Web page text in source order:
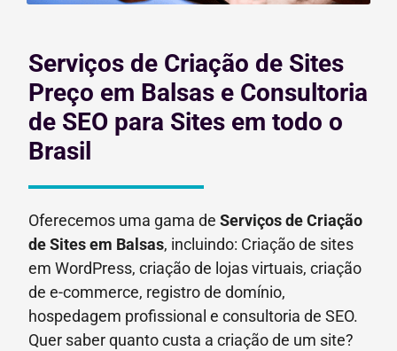
Serviços de Criação de Sites
Preço em Balsas e Consultoria
de SEO para Sites em todo o
Brasil
Oferecemos uma gama de Serviços de Criação
de Sites em Balsas, incluindo: Criação de sites
em WordPress, criação de lojas virtuais, criação
de e-commerce, registro de domínio,
hospedagem profissional e consultoria de SEO.
Quer saber quanto custa a criação de um site?